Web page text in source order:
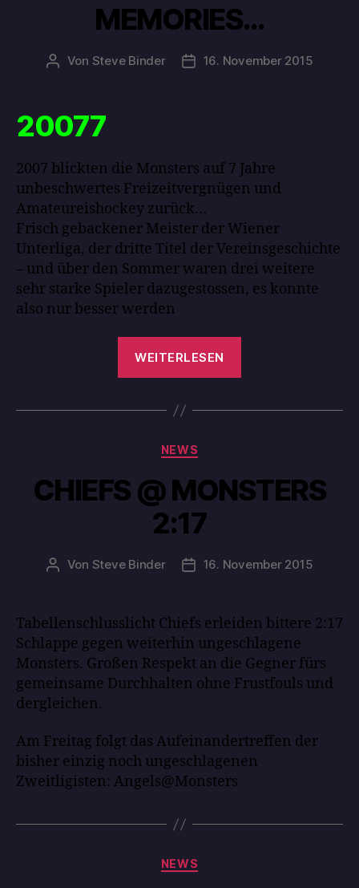
MEMORIES…
Von Steve Binder 16. November 2015
20077
2007 blickten die Monsters auf 7 Jahre
unbeschwertes Freizeitvergnügen und
Amateureishockey zurück…
Frisch gebackener Meister der Wiener
Unterliga, der dritte Titel der Vereinsgeschichte
– und über den Sommer waren drei weitere
sehr starke Spieler dazugestossen, es konnte
also nur besser werden
WEITERLESEN
NEWS
CHIEFS @ MONSTERS
2:17
Von Steve Binder 16. November 2015
Tabellenschlusslicht Chiefs erleiden bittere 2:17
Schlappe gegen weiterhin ungeschlagene
Monsters. Großen Respekt an die Gegner fürs
gemeinsame Durchhalten ohne Frustfouls und
dergleichen.
Am Freitag folgt das Aufeinandertreffen der
bisher einzig noch ungeschlagenen
Zweitligisten: Angels@Monsters
NEWS